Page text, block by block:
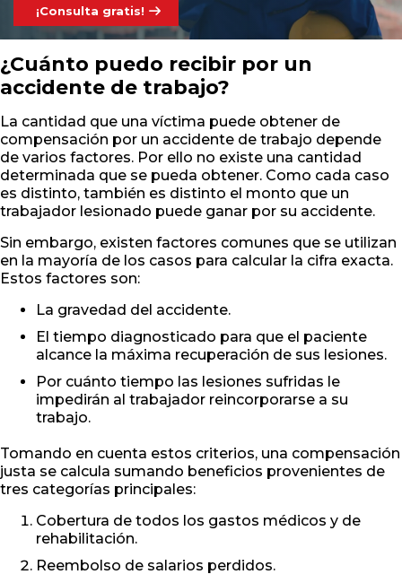
¡Consulta gratis!
¿Cuánto puedo recibir por un
accidente de trabajo?
La cantidad que una víctima puede obtener de
compensación por un accidente de trabajo depende
de varios factores. Por ello no existe una cantidad
determinada que se pueda obtener. Como cada caso
es distinto, también es distinto el monto que un
trabajador lesionado puede ganar por su accidente.
Sin embargo, existen factores comunes que se utilizan
en la mayoría de los casos para calcular la cifra exacta.
Estos factores son:
La gravedad del accidente.
El tiempo diagnosticado para que el paciente
alcance la máxima recuperación de sus lesiones.
Por cuánto tiempo las lesiones sufridas le
impedirán al trabajador reincorporarse a su
trabajo.
Tomando en cuenta estos criterios, una compensación
justa se calcula sumando beneficios provenientes de
tres categorías principales:
Cobertura de todos los gastos médicos y de
rehabilitación.
Reembolso de salarios perdidos.